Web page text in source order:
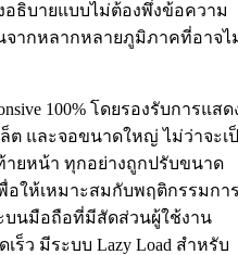
ธิบายแบบไม่ต้องพึ่งข้อความ
จากหลากหลายภูมิภาคที่อาจไ
100% โดยรองรับการแสด
ต และจอขนาดใหญ่ ไม่ว่าจะเ
ยหน้า ทุกอย่างถูกปรับขนาด
อให้เหมาะสมกับพฤติกรรมกา
บนมือถือที่มีสัดส่วนผู้ใช้งาน
ร็ว มีระบบ Lazy Load สำหรับ